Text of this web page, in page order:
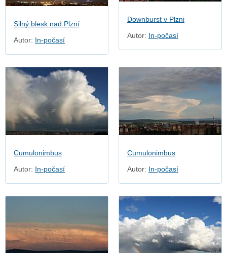
Silný blesk nad Plzní
Autor: In-počasí
Downburst v Plzni
Autor: In-počasí
Cumulonimbus
Autor: In-počasí
Cumulonimbus
Autor: In-počasí